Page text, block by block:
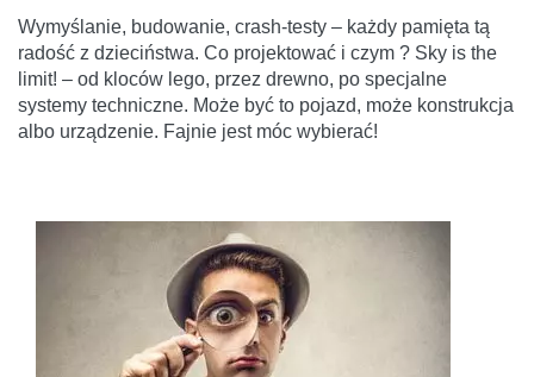
Wymyślanie, budowanie, crash-testy – każdy pamięta tą
radość z dzieciństwa. Co projektować i czym ? Sky is the
limit! – od kloców lego, przez drewno, po specjalne
systemy techniczne. Może być to pojazd, może konstrukcja
albo urządzenie. Fajnie jest móc wybierać!